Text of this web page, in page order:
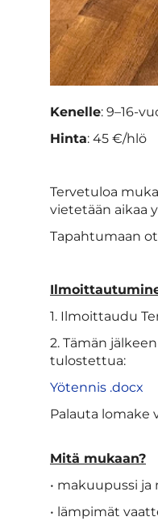
Kenelle: 9–16-
Hinta: 45 €/hlö
Tervetuloa
vietetään aikaa
Tapahtumaan
1. Ilmoittaudu
2. Tämän
tulostettua:
Yötennis .docx
Palauta lomake
Mitä mukaan?
• makuupussi
• lämpimät